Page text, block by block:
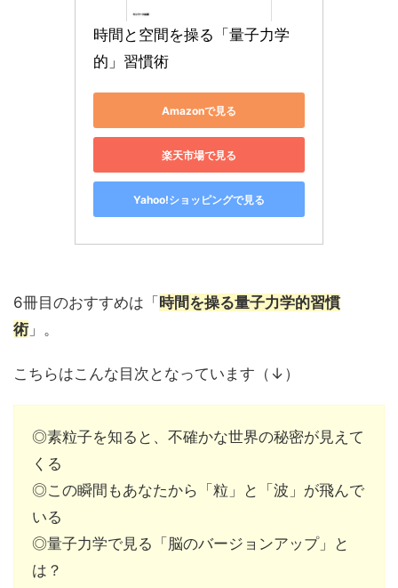
時間と空間を操る「量子力学
的」習慣術
Amazonで見る
楽天市場で見る
Yahoo!ショッピングで見る
6冊目のおすすめは「 時間を操る量子力学的習慣
術」。
こちらはこんな目次となっています（↓）
◎素粒子を知ると、不確かな世界の秘密が見えて
くる
◎この瞬間もあなたから「粒」と「波」が飛んで
いる
◎量子力学で見る「脳のバージョンアップ」と
は？